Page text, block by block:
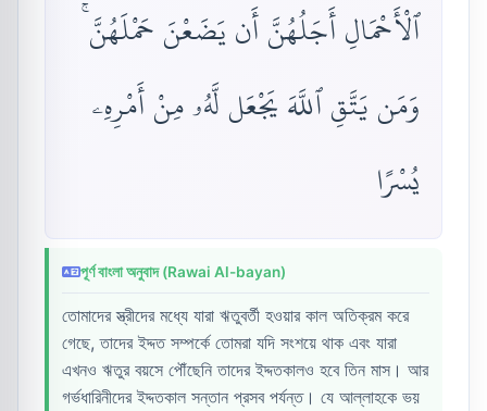
ٱلْأَحْمَالِ أَجَلُهُنَّ أَن يَضَعْنَ حَمْلَهُنَّ ۚ
وَمَن يَتَّقِ ٱللَّهَ يَجْعَل لَّهُۥ مِنْ أَمْرِهِۦ
يُسْرًا
পূর্ণ বাংলা অনুবাদ (Rawai Al-bayan)
তোমাদের স্ত্রীদের মধ্যে যারা ঋতুবর্তী হওয়ার কাল অতিক্রম করে
গেছে, তাদের ইদ্দত সম্পর্কে তোমরা যদি সংশয়ে থাক এবং যারা
এখনও ঋতুর বয়সে পৌঁছেনি তাদের ইদ্দতকালও হবে তিন মাস। আর
গর্ভধারিনীদের ইদ্দতকাল সন্তান প্রসব পর্যন্ত। যে আল্লাহকে ভয়